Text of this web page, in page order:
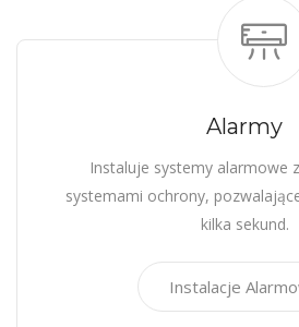
Alarmy
Instaluje systemy alarmowe
systemami ochrony,
kilka sekund.
Instalacje